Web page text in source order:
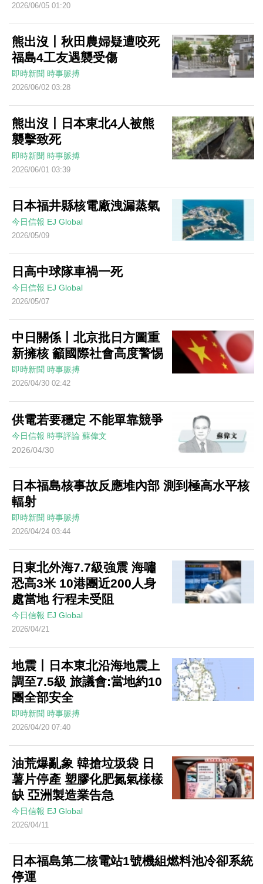
2026/06/05 01:20
熊出沒丨秋田農婦疑遭咬死
福島4工友遇襲受傷
即時新聞 時事脈搏
2026/06/02 03:28
熊出沒丨日本東北4人被熊
襲擊致死
即時新聞 時事脈搏
2026/06/01 03:39
日本福井縣核電廠洩漏蒸氣
今日信報 EJ Global
2026/05/09
日高中球隊車禍一死
今日信報 EJ Global
2026/05/07
中日關係丨北京批日方圖重
新擁核 籲國際社會高度警惕
即時新聞 時事脈搏
2026/04/30 02:42
供電若要穩定 不能單靠競爭
今日信報 時事評論 蘇偉文
2026/04/30
日本福島核事故反應堆內部 測到極高水平核
輻射
即時新聞 時事脈搏
2026/04/24 03:44
日東北外海7.7級強震 海嘯
恐高3米 10港團近200人身
處當地 行程未受阻
今日信報 EJ Global
2026/04/21
地震丨日本東北沿海地震上
調至7.5級 旅議會:當地約10
團全部安全
即時新聞 時事脈搏
2026/04/20 07:40
油荒爆亂象 韓搶垃圾袋 日
薯片停產 塑膠化肥氮氣樣樣
缺 亞洲製造業告急
今日信報 EJ Global
2026/04/11
日本福島第二核電站1號機組燃料池冷卻系統
停運